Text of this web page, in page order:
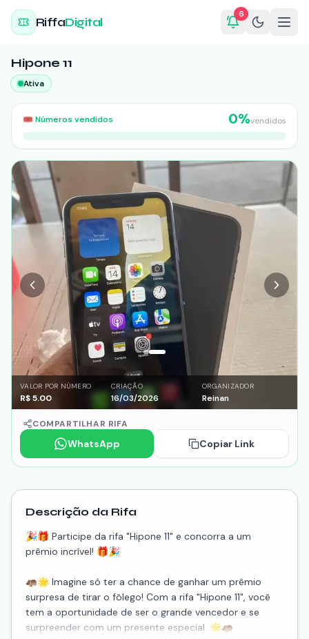
RiffaDigital
6
Hipone 11
Ativa
🎟️ Números vendidos 0%vendidos
VALOR POR NÚMERO
R$5.00
CRIAÇÃO
16/03/2026
ORGANIZADOR
Reinan
COMPARTILHAR RIFA
WhatsApp Copiar Link
Descrição da Rifa
🎉🎁 Participe da rifa "Hipone 11" e concorra a um
prêmio incrível! 🎁🎉
🦛🌟 Imagine só ter a chance de ganhar um prêmio
surpresa de tirar o fôlego! Com a rifa "Hipone 11", você
tem a oportunidade de ser o grande vencedor e se
surpreender com um presente especial. 🌟🦛